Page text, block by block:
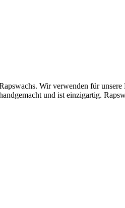
Wir verwenden für
und ist einzigartig.